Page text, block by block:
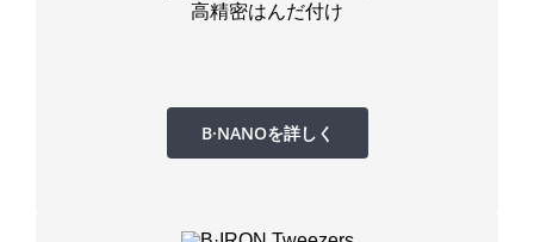
高精密はんだ付け
B·NANOを詳しく